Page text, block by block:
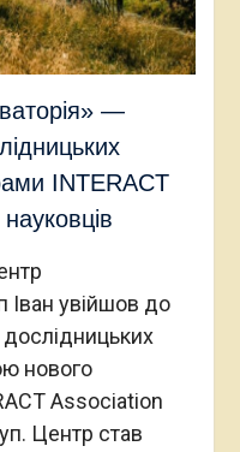
—
INTERACT
Іван увійшов до
нового
Association
Центр став